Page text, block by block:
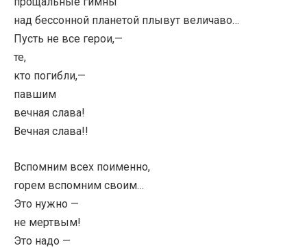
над бессонной планетой плывут величаво…
Пусть не все герои,—
те,
кто погибли,—
павшим
вечная слава!
Вечная слава!!
Вспомним всех поименно,
горем вспомним своим…
Это нужно —
не мертвым!
Это надо —